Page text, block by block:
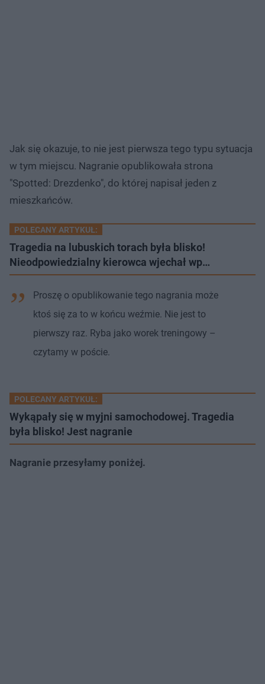
Jak się okazuje, to nie jest pierwsza tego typu sytuacja
w tym miejscu. Nagranie opublikowała strona
"Spotted: Drezdenko", do której napisał jeden z
mieszkańców.
POLECANY ARTYKUŁ:
Tragedia na lubuskich torach była blisko!
Nieodpowiedzialny kierowca wjechał wp…
Proszę o opublikowanie tego nagrania może
ktoś się za to w końcu weźmie. Nie jest to
pierwszy raz. Ryba jako worek treningowy –
czytamy w poście.
POLECANY ARTYKUŁ:
Wykąpały się w myjni samochodowej. Tragedia
była blisko! Jest nagranie
Nagranie przesyłamy poniżej.